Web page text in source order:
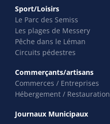
Sport/Loisirs
Le Parc des Semiss
Les plages de Messery
Pêche dans le Léman
Circuits pédestres
Commerçants/artisans
Commerces / Entreprises
Hébergement / Restauration
Journaux Municipaux